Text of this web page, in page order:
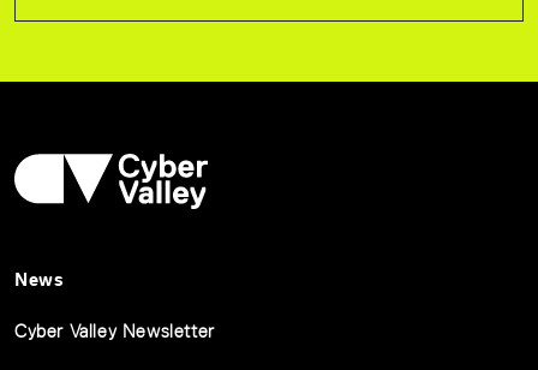
News
Cyber Valley Newsletter